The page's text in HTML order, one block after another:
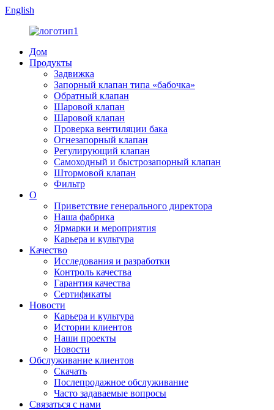
English
Дом
Продукты
Задвижка
Запорный клапан типа «бабочка»
Обратный клапан
Шаровой клапан
Шаровой клапан
Проверка вентиляции бака
Огнезапорный клапан
Регулирующий клапан
Самоходный и быстрозапорный клапан
Штормовой клапан
Фильтр
О
Приветствие генерального директора
Наша фабрика
Ярмарки и мероприятия
Карьера и культура
Качество
Исследования и разработки
Контроль качества
Гарантия качества
Сертификаты
Новости
Карьера и культура
Истории клиентов
Наши проекты
Новости
Обслуживание клиентов
Скачать
Послепродажное обслуживание
Часто задаваемые вопросы
Связаться с нами